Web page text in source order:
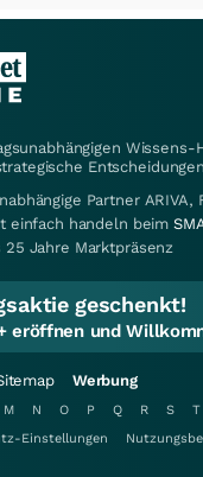
Partner
einfach handeln beim
25 Jahre Marktpräsenz
geschenkt!
eröffnen und
Werbung
M N O P Q R S T
Einstellungen